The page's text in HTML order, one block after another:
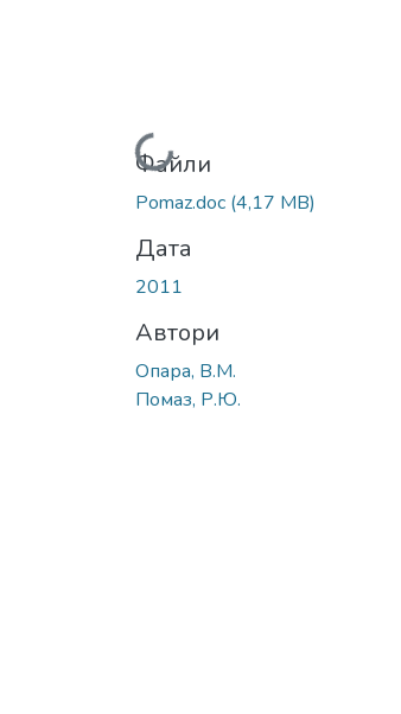
Вантажиться...
Файли
Pomaz.doc (4,17 MB)
Дата
2011
Автори
Опара, В.М.
Помаз, Р.Ю.